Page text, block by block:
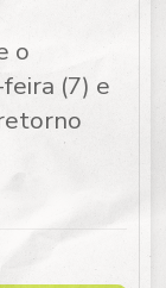
o
(7) e